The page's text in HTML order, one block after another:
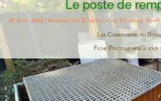
Le poste de
26 Août 2022 Introduction & Installation Technique
Les Compagnons du
Fiche Pratique mise à jour